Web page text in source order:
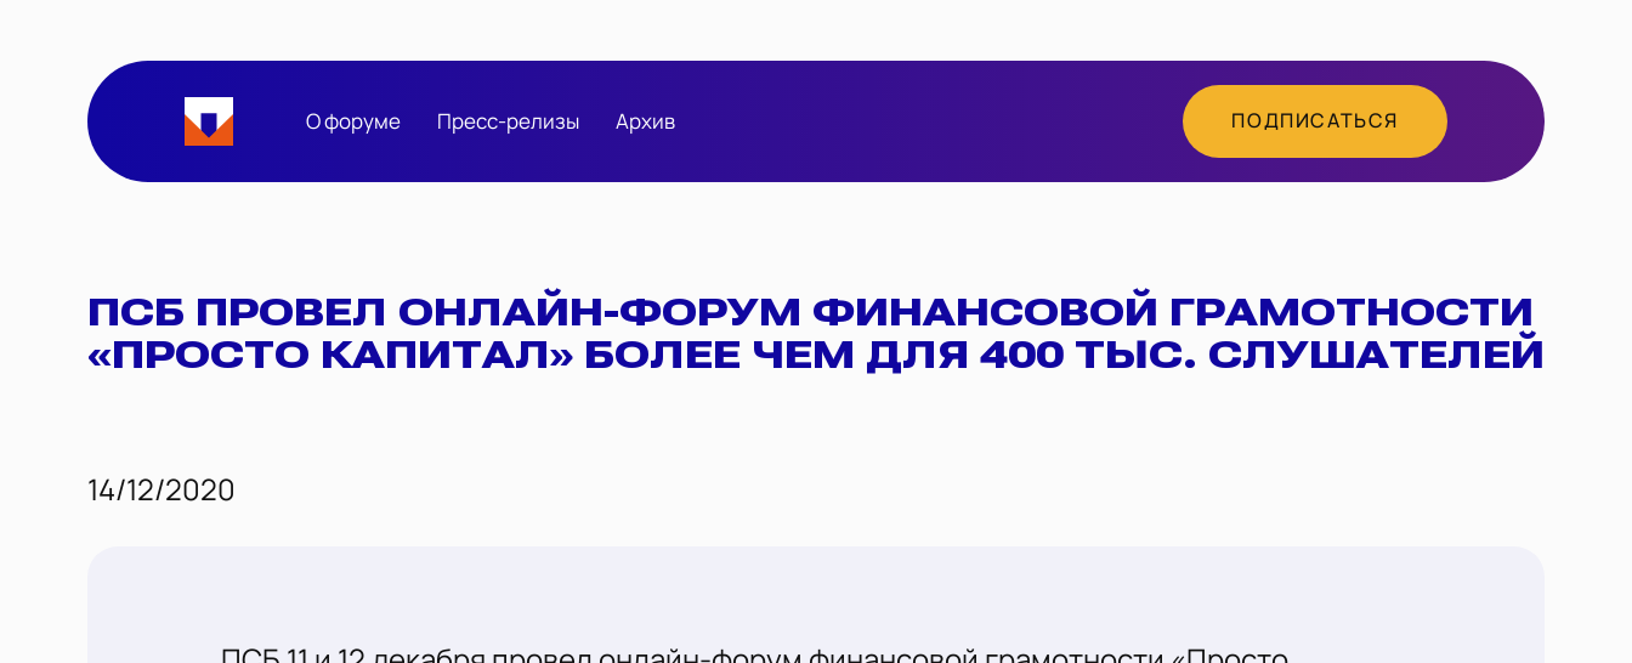
О форуме Пресс-релизы Архив ПОДПИСАТЬСЯ
ПСБ ПРОВЕЛ ОНЛАЙН-ФОРУМ ФИНАНСОВОЙ ГРАМОТНОСТИ
«ПРОСТО КАПИТАЛ» БОЛЕЕ ЧЕМ ДЛЯ 400 ТЫС. СЛУШАТЕЛЕЙ
14/12/2020